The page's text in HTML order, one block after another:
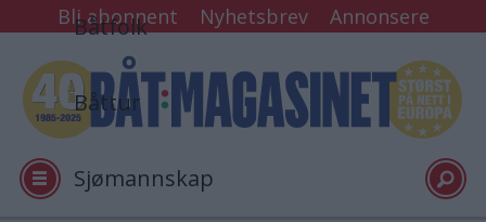
Bli abonnent Nyhetsbrev Annonsere
Båtfolk
Båttur
Sjømannskap